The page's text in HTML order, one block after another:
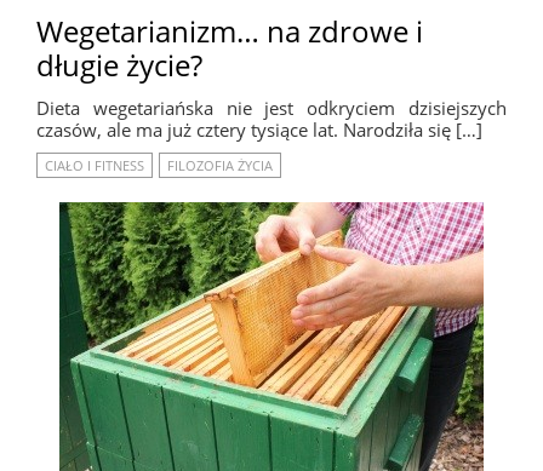
Wegetarianizm… na zdrowe i
długie życie?
Dieta wegetariańska nie jest odkryciem dzisiejszych
czasów, ale ma już cztery tysiące lat. Narodziła się […]
CIAŁO I FITNESS FILOZOFIA ŻYCIA